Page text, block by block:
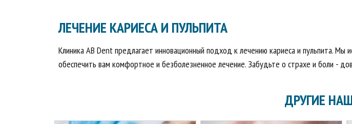
ЛЕЧЕНИЕ КАРИЕСА И ПУЛЬПИТА
Клиника AB Dent предлагает инновационный подход к лечению кариеса и пульпита.
обеспечить вам комфортное и безболезненное лечение. Забудьте о страхе и боли -
ДРУГИЕ